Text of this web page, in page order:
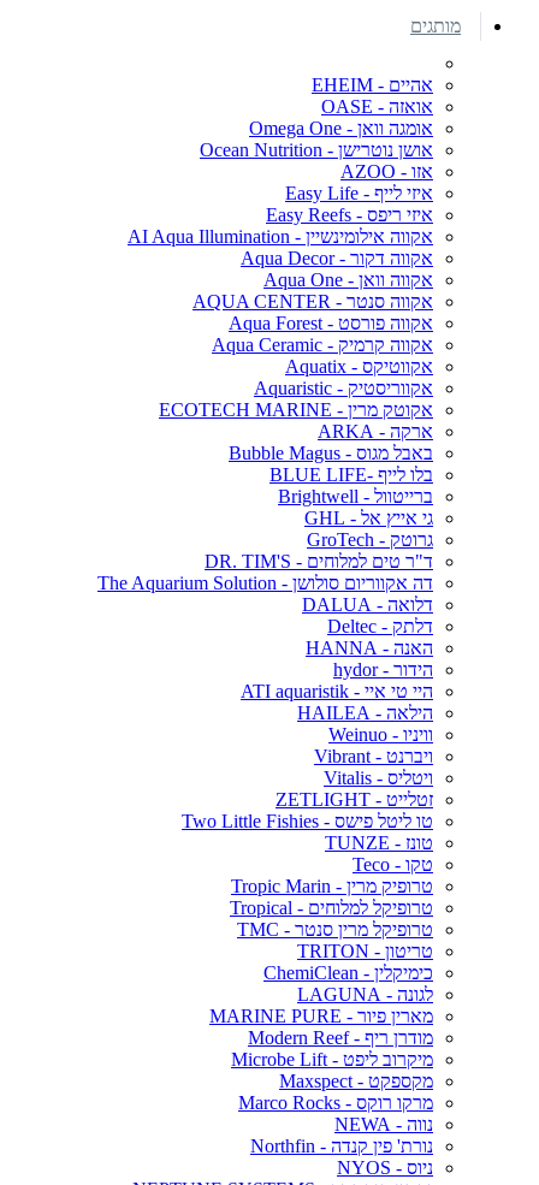
מותגים
אהיים - EHEIM
אואזה - OASE
אומגה וואן - Omega One
אושן נוטרישן - Ocean Nutrition
אזו - AZOO
איזי לייף - Easy Life
איזי ריפס - Easy Reefs
אקווה אילומינשיין - AI Aqua Illumination
אקווה דקור - Aqua Decor
אקווה וואן - Aqua One
אקווה סנטר - AQUA CENTER
אקווה פורסט - Aqua Forest
אקווה קרמיק - Aqua Ceramic
אקווטיקס - Aquatix
אקווריסטיק - Aquaristic
אקוטק מרין - ECOTECH MARINE
ארקה - ARKA
באבל מגוס - Bubble Magus
בלו לייף -BLUE LIFE
ברייטוול - Brightwell
גי אייץ אל - GHL
גרוטק - GroTech
ד"ר טים למלוחים - DR. TIM'S
דה אקווריום סולושן - The Aquarium Solution
דלואה - DALUA
דלתק - Deltec
האנה - HANNA
הידור - hydor
היי טי איי - ATI aquaristik
הילאה - HAILEA
וויניו - Weinuo
ויברנט - Vibrant
ויטליס - Vitalis
זטלייט - ZETLIGHT
טו ליטל פישס - Two Little Fishies
טונז - TUNZE
טקו - Teco
טרופיק מרין - Tropic Marin
טרופיקל למלוחים - Tropical
טרופיקל מרין סנטר - TMC
טריטון - TRITON
כימיקלין - ChemiClean
לגונה - LAGUNA
מארין פיור - MARINE PURE
מודרן ריף - Modern Reef
מיקרוב ליפט - Microbe Lift
מקספקט - Maxspect
מרקו רוקס - Marco Rocks
נווה - NEWA
נורת' פין קנדה - Northfin
ניוס - NYOS